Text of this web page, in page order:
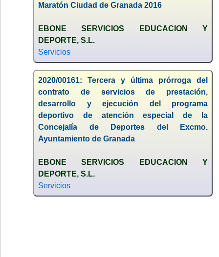
Maratón Ciudad de Granada 2016
EBONE SERVICIOS EDUCACION Y
DEPORTE, S.L.
Servicios
2020/00161: Tercera y última prórroga del
contrato de servicios de prestación,
desarrollo y ejecución del programa
deportivo de atención especial de la
Concejalía de Deportes del Excmo.
Ayuntamiento de Granada
EBONE SERVICIOS EDUCACION Y
DEPORTE, S.L.
Servicios